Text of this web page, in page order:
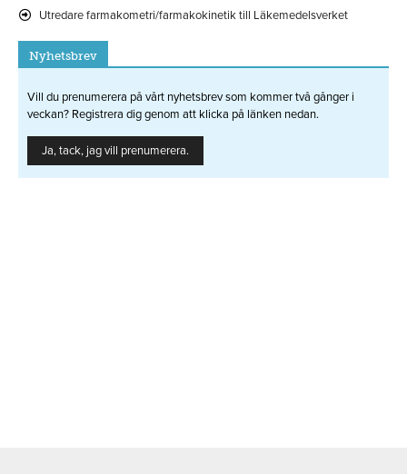
Utredare farmakometri/farmakokinetik till Läkemedelsverket
Nyhetsbrev
Vill du prenumerera på vårt nyhetsbrev som kommer två gånger i
veckan? Registrera dig genom att klicka på länken nedan.
Ja, tack, jag vill prenumerera.